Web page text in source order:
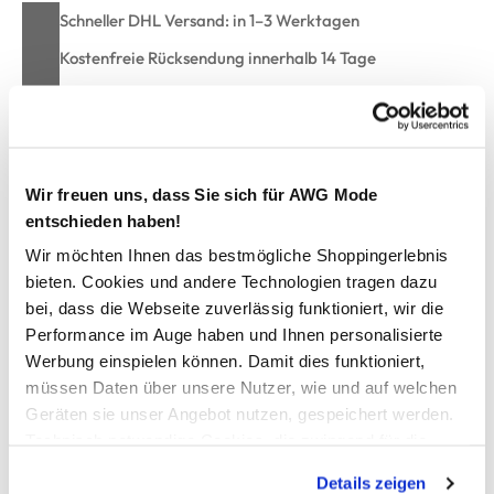
Wir freuen uns, dass Sie sich für AWG Mode
entschieden haben!
Wir möchten Ihnen das bestmögliche Shoppingerlebnis
bieten. Cookies und andere Technologien tragen dazu
bei, dass die Webseite zuverlässig funktioniert, wir die
Performance im Auge haben und Ihnen personalisierte
Werbung einspielen können. Damit dies funktioniert,
müssen Daten über unsere Nutzer, wie und auf welchen
Geräten sie unser Angebot nutzen, gespeichert werden.
Details zeigen
Schneller DHL Versand: in 1–3 Werktagen
Kostenfreie Rücksendung innerhalb 14 Tage
Herren Badeshorts
Bequeme Badeshorts von Grinario Sports
Mit breitem Gummizubgund und integrierter Kordel
Seitliche Eingriffstaschen
Mesh-Innenslip für guten Sitz